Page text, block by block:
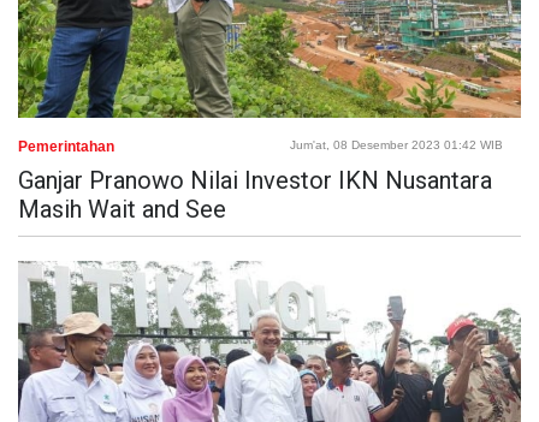
Pemerintahan Jum'at, 08 Desember 2023 01:42 WIB
Ganjar Pranowo Nilai Investor IKN Nusantara
Masih Wait and See